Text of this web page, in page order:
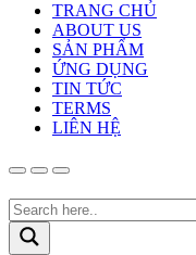
TRANG CHỦ
ABOUT US
SẢN PHẨM
ỨNG DỤNG
TIN TỨC
TERMS
LIÊN HỆ